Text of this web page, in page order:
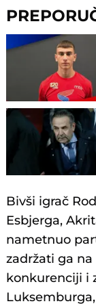
Bivši igrač
Esbjerga,
nametnuo
zadržati ga na
konkurenciji i